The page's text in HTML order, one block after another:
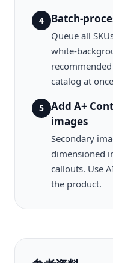
4 Batch-
Queue all
white-
catalog at
5
Add A+
images
Secondary
dimensioned
callouts. Use
the product.